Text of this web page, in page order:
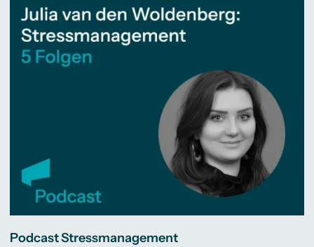
Podcast Stressmanagement